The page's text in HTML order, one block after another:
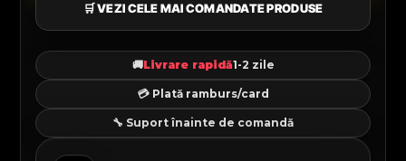
🛒 VEZI CELE MAI COMANDATE PRODUSE
🚚Livrare rapidă1-2 zile
💳 Plată ramburs/card
🔧 Suport înainte de comandă